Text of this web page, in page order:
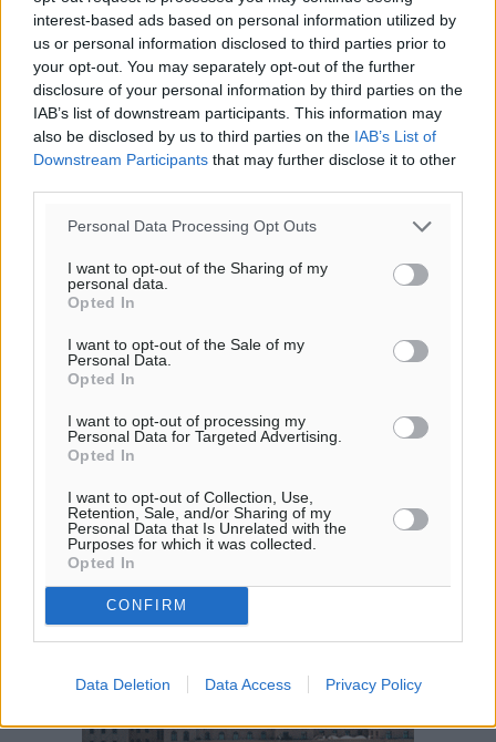
interest-based ads based on personal information utilized by
us or personal information disclosed to third parties prior to
your opt-out. You may separately opt-out of the further
disclosure of your personal information by third parties on the
IAB’s list of downstream participants. This information may
also be disclosed by us to third parties on the IAB’s List of
Downstream Participants that may further disclose it to other
Personal Data Processing Opt Outs
I want to opt-out of the Sharing of my
personal data.
Opted In
I want to opt-out of the Sale of my
Personal Data.
Opted In
I want to opt-out of processing my
Personal Data for Targeted Advertising.
Opted In
I want to opt-out of Collection, Use,
Retention, Sale, and/or Sharing of my
Personal Data that Is Unrelated with the
Purposes for which it was collected.
Opted In
CONFIRM
Data Deletion Data Access Privacy Policy
της Δημοκρατικής.
o καιρός τώρα:
30°
αίθριος καιρός
30°
πρόγνωση: